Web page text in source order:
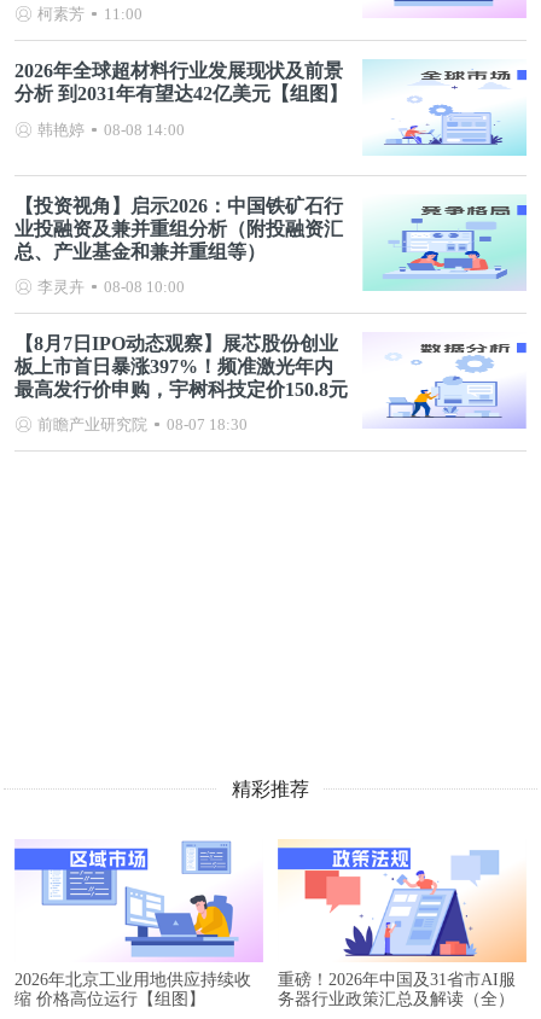
柯素芳 11:00
2026年全球超材料行业发展现状及前景
分析 到2031年有望达42亿美元【组图】
韩艳婷 08-08 14:00
【投资视角】启示2026：中国铁矿石行
业投融资及兼并重组分析（附投融资汇
总、产业基金和兼并重组等）
李灵卉 08-08 10:00
【8月7日IPO动态观察】展芯股份创业
板上市首日暴涨397%！频准激光年内
最高发行价申购，宇树科技定价150.8元
前瞻产业研究院 08-07 18:30
精彩推荐
2026年北京工业用地供应持续收
缩 价格高位运行【组图】
重磅！2026年中国及31省市AI服
务器行业政策汇总及解读（全）